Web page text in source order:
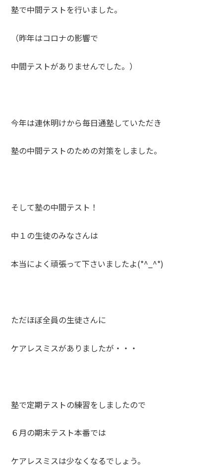
塾で中間テストを行いました。
（昨年はコロナの影響で
中間テストがありませんでした。）
今年は連休明けから毎日通塾していただき
塾の中間テストのための対策をしました。
そして塾の中間テスト！
中１の生徒のみなさんは
本当によく頑張って下さいましたよ(*^_^*)
ただほぼ全員の生徒さんに
ケアレスミスがありましたが・・・
塾で定期テストの練習をしましたので
６月の期末テスト本番では
ケアレスミスは少なくなるでしょう。